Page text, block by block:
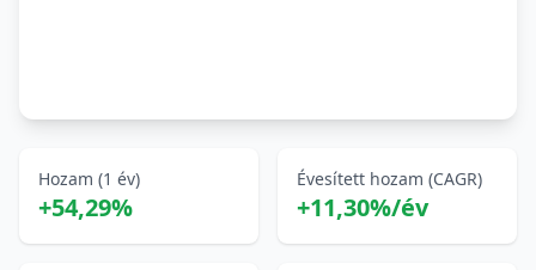
Hozam (1 év)
+54,29%
Évesített hozam (CAGR)
+11,30%/év